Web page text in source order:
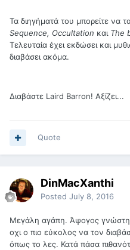
Τα διηγήματά του μπορείτε να
Sequence, Occultation και The
Τελευταία έχει εκδώσει και
διαβάσει ακόμα.
Διαβάστε Laird Barron! Αξίζει...
Quote
DinMacXanthi
Posted July 8, 2016
Μεγάλη αγάπη. Άψογος
οχι ο πιο εύκολος να τον
όπως το λες. Κατά πάσα